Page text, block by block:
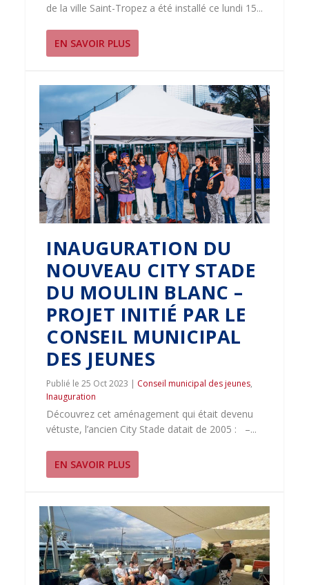
de la ville Saint-Tropez a été installé ce lundi 15...
EN SAVOIR PLUS
INAUGURATION DU
NOUVEAU CITY STADE
DU MOULIN BLANC –
PROJET INITIÉ PAR LE
CONSEIL MUNICIPAL
DES JEUNES
25 Oct 2023 | Conseil municipal des jeunes,
Inauguration
Découvrez cet aménagement qui était devenu
vétuste, l’ancien City Stade datait de 2005 : –...
EN SAVOIR PLUS